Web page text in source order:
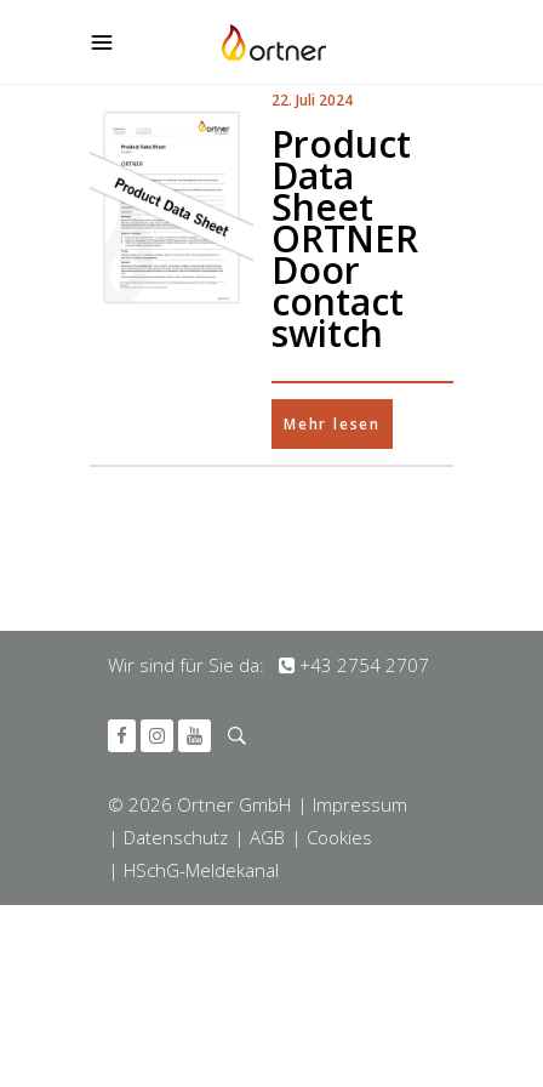
22. Juli 2024
Product
Data
Sheet
ORTNER
Door
contact
switch
Mehr lesen
Wir sind für Sie da: +43 2754 2707
© 2026 Ortner GmbH | Impressum
| Datenschutz | AGB | Cookies
| HSchG-Meldekanal